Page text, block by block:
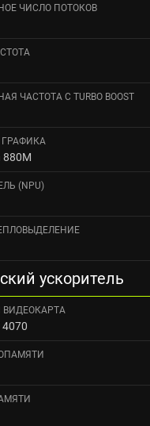
ЧИСЛО ПОТОКОВ
ЧАСТОТА С TURBO BOOST
880M
(NPU)
ускоритель
4070